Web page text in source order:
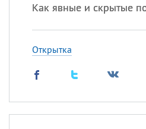
Как явные и скрытые
Открытка